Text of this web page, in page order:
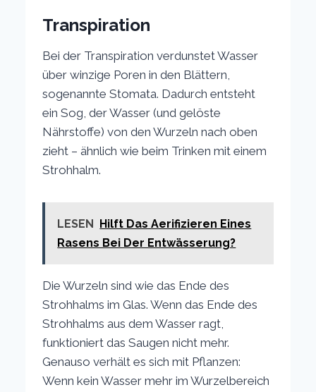
Transpiration
Bei der Transpiration verdunstet Wasser
über winzige Poren in den Blättern,
sogenannte Stomata. Dadurch entsteht
ein Sog, der Wasser (und gelöste
Nährstoffe) von den Wurzeln nach oben
zieht – ähnlich wie beim Trinken mit einem
Strohhalm.
LESEN
Hilft Das Aerifizieren Eines
Rasens Bei Der Entwässerung?
Die Wurzeln sind wie das Ende des
Strohhalms im Glas. Wenn das Ende des
Strohhalms aus dem Wasser ragt,
funktioniert das Saugen nicht mehr.
Genauso verhält es sich mit Pflanzen:
Wenn kein Wasser mehr im Wurzelbereich